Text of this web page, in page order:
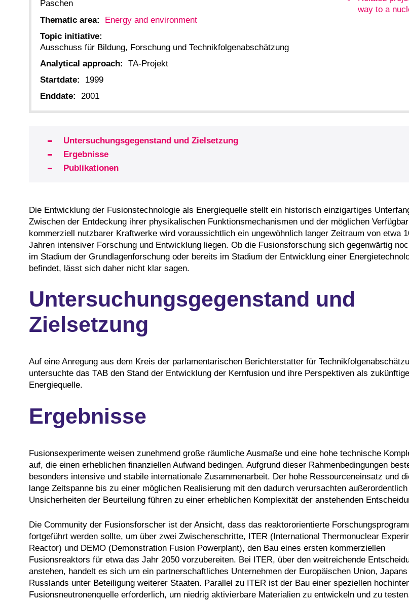
Paschen
Thematic area:
Energy and environment
Topic initiative:
Ausschuss für Bildung, Forschung und Technikfolgenabschätzung
Analytical approach:
TA-Projekt
Startdate:
1999
Enddate:
2001
way to a
Untersuchungsgegenstand und Zielsetzung
Ergebnisse
Publikationen
Die Entwicklung der Fusionstechnologie als Energiequelle stellt ein historisch einzigartiges
Zwischen der Entdeckung ihrer physikalischen Funktionsmechanismen und der möglichen
kommerziell nutzbarer Kraftwerke wird voraussichtlich ein ungewöhnlich langer Zeitraum von etwa
Jahren intensiver Forschung und Entwicklung liegen. Ob die Fusionsforschung sich gegenwärtig
im Stadium der Grundlagenforschung oder bereits im Stadium der Entwicklung einer
befindet, lässt sich daher nicht klar sagen.
Untersuchungsgegenstand und
Zielsetzung
Auf eine Anregung aus dem Kreis der parlamentarischen Berichterstatter für
untersuchte das TAB den Stand der Entwicklung der Kernfusion und ihre Perspektiven als zukünftige
Energiequelle.
Ergebnisse
Fusionsexperimente weisen zunehmend große räumliche Ausmaße und eine hohe technische
auf, die einen erheblichen finanziellen Aufwand bedingen. Aufgrund dieser Rahmenbedingungen
besonders intensive und stabile internationale Zusammenarbeit. Der hohe Ressourceneinsatz und
lange Zeitspanne bis zu einer möglichen Realisierung mit den dadurch verursachten
Unsicherheiten der Beurteilung führen zu einer erheblichen Komplexität der anstehenden
Die Community der Fusionsforscher ist der Ansicht, dass das reaktororientierte
fortgeführt werden sollte, um über zwei Zwischenschritte, ITER (International Thermonuclear
Reactor) und DEMO (Demonstration Fusion Powerplant), den Bau eines ersten kommerziellen
Fusionsreaktors für etwa das Jahr 2050 vorzubereiten. Bei ITER, über den weitreichende
anstehen, handelt es sich um ein partnerschaftliches Unternehmen der Europäischen Union, Japans
Russlands unter Beteiligung weiterer Staaten. Parallel zu ITER ist der Bau einer speziellen
Fusionsneutronenquelle erforderlich, um niedrig aktivierbare Materialien zu entwickeln und zu